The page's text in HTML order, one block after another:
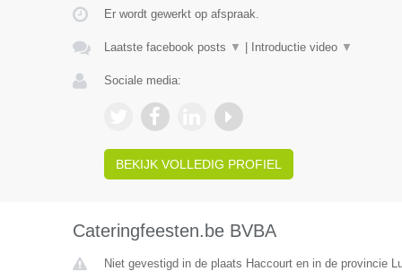
Er wordt gewerkt op afspraak.
Laatste facebook posts ▼ Introductie video ▼
Sociale media:
BEKIJK VOLLEDIG PROFIEL
Cateringfeesten.be BVBA
Niet gevestigd in de plaats Haccourt en in de provincie